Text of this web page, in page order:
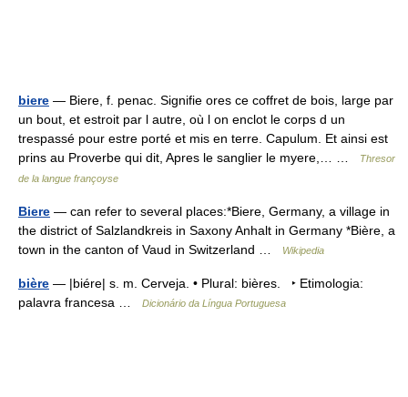
biere — Biere, f. penac. Signifie ores ce coffret de bois, large par
un bout, et estroit par l autre, où l on enclot le corps d un
trespassé pour estre porté et mis en terre. Capulum. Et ainsi est
prins au Proverbe qui dit, Apres le sanglier le myere,… …
Thresor
de la langue françoyse
Biere — can refer to several places:*Biere, Germany, a village in
the district of Salzlandkreis in Saxony Anhalt in Germany *Bière, a
town in the canton of Vaud in Switzerland …
Wikipedia
bière — |biére| s. m. Cerveja. • Plural: bières. ‣ Etimologia:
palavra francesa …
Dicionário da Língua Portuguesa